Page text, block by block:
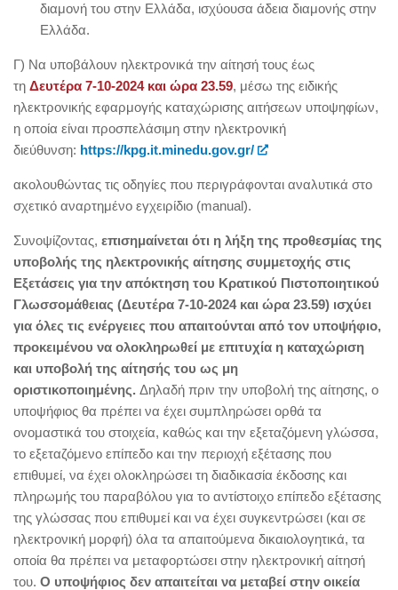
διαμονή του στην Ελλάδα, ισχύουσα άδεια διαμονής στην
Ελλάδα.
Γ) Να υποβάλουν ηλεκτρονικά την αίτησή τους έως
τη Δευτέρα 7-10-2024 και ώρα 23.59, μέσω της ειδικής
ηλεκτρονικής εφαρμογής καταχώρισης αιτήσεων υποψηφίων,
η οποία είναι προσπελάσιμη στην ηλεκτρονική
διεύθυνση: https://kpg.it.minedu.gov.gr/
ακολουθώντας τις οδηγίες που περιγράφονται αναλυτικά στο
σχετικό αναρτημένο εγχειρίδιο (manual).
Συνοψίζοντας, επισημαίνεται ότι η λήξη της προθεσμίας της
υποβολής της ηλεκτρονικής αίτησης συμμετοχής στις
Εξετάσεις για την απόκτηση του Κρατικού Πιστοποιητικού
Γλωσσομάθειας (Δευτέρα 7-10-2024 και ώρα 23.59) ισχύει
για όλες τις ενέργειες που απαιτούνται από τον υποψήφιο,
προκειμένου να ολοκληρωθεί με επιτυχία η καταχώριση
και υποβολή της αίτησής του ως μη
οριστικοποιημένης. Δηλαδή πριν την υποβολή της αίτησης, ο
υποψήφιος θα πρέπει να έχει συμπληρώσει ορθά τα
ονομαστικά του στοιχεία, καθώς και την εξεταζόμενη γλώσσα,
το εξεταζόμενο επίπεδο και την περιοχή εξέτασης που
επιθυμεί, να έχει ολοκληρώσει τη διαδικασία έκδοσης και
πληρωμής του παραβόλου για το αντίστοιχο επίπεδο εξέτασης
της γλώσσας που επιθυμεί και να έχει συγκεντρώσει (και σε
ηλεκτρονική μορφή) όλα τα απαιτούμενα δικαιολογητικά, τα
οποία θα πρέπει να μεταφορτώσει στην ηλεκτρονική αίτησή
του. Ο υποψήφιος δεν απαιτείται να μεταβεί στην οικεία